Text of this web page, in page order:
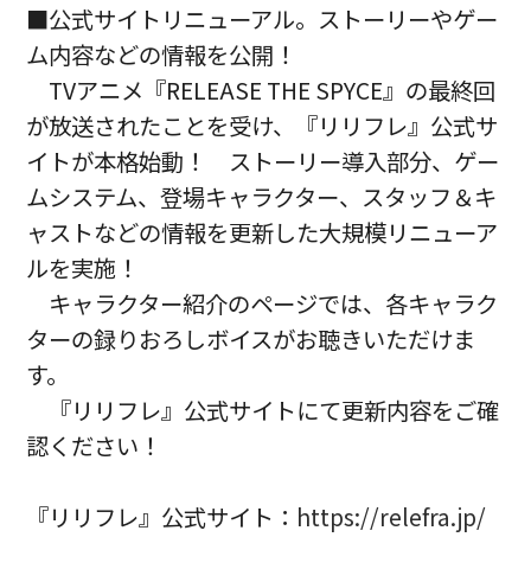
■公式サイトリニューアル。ストーリーやゲー
ム内容などの情報を公開！
TVアニメ『RELEASE THE SPYCE』の最終回
が放送されたことを受け、『リリフレ』公式サ
イトが本格始動！ ストーリー導入部分、ゲー
ムシステム、登場キャラクター、スタッフ＆キ
ャストなどの情報を更新した大規模リニューア
ルを実施！
キャラクター紹介のページでは、各キャラク
ターの録りおろしボイスがお聴きいただけま
す。
『リリフレ』公式サイトにて更新内容をご確
認ください！
『リリフレ』公式サイト： https://relefra.jp/